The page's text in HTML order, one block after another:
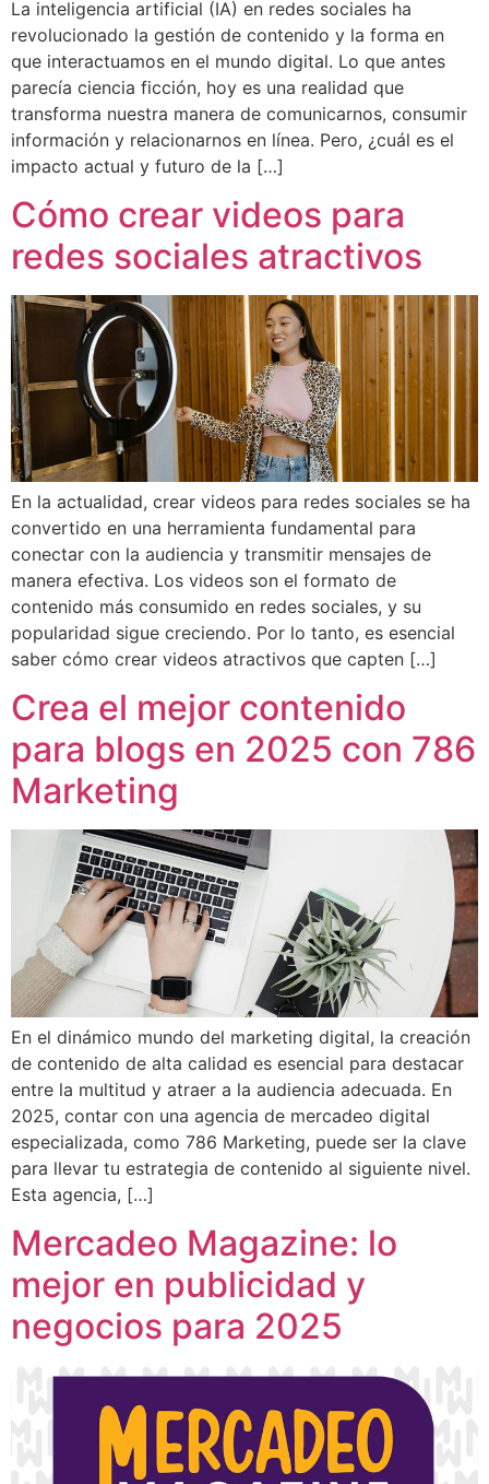
La inteligencia artificial (IA) en redes sociales ha
revolucionado la gestión de contenido y la forma en
que interactuamos en el mundo digital. Lo que antes
parecía ciencia ficción, hoy es una realidad que
transforma nuestra manera de comunicarnos, consumir
información y relacionarnos en línea. Pero, ¿cuál es el
impacto actual y futuro de la […]
Cómo crear videos para
redes sociales atractivos
En la actualidad, crear videos para redes sociales se ha
convertido en una herramienta fundamental para
conectar con la audiencia y transmitir mensajes de
manera efectiva. Los videos son el formato de
contenido más consumido en redes sociales, y su
popularidad sigue creciendo. Por lo tanto, es esencial
saber cómo crear videos atractivos que capten […]
Crea el mejor contenido
para blogs en 2025 con 786
Marketing
En el dinámico mundo del marketing digital, la creación
de contenido de alta calidad es esencial para destacar
entre la multitud y atraer a la audiencia adecuada. En
2025, contar con una agencia de mercadeo digital
especializada, como 786 Marketing, puede ser la clave
para llevar tu estrategia de contenido al siguiente nivel.
Esta agencia, […]
Mercadeo Magazine: lo
mejor en publicidad y
negocios para 2025